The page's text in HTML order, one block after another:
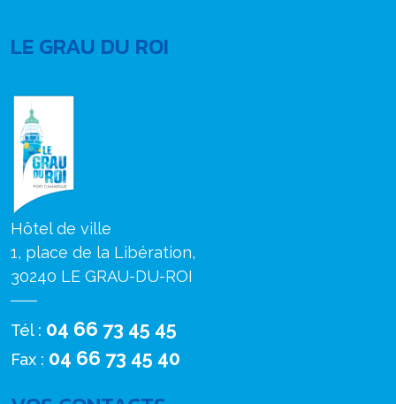
LE GRAU DU ROI
Hôtel de ville
1, place de la Libération,
30240 LE GRAU-DU-ROI
Tél : 04 66 73 45 45
Fax : 04 66 73 45 40